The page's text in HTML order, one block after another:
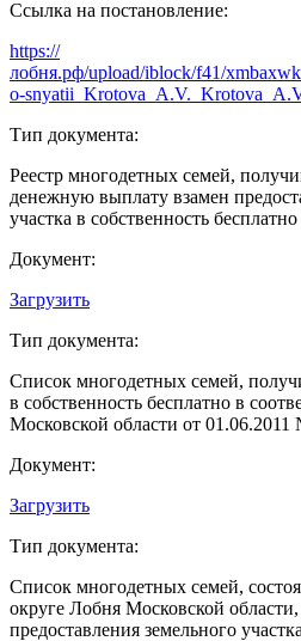
Ссылка на постановление:
https://
лобня.рф/upload/iblock/f41/
o-
Тип документа:
Реестр многодетных семей,
денежную выплату взамен
участка в собственность бесплатно
Документ:
Загрузить
Тип документа:
Список многодетных семей,
в собственность бесплатно в
Московской области от
Документ:
Загрузить
Тип документа:
Список многодетных семей,
округе Лобня Московской
предоставления земельного участка